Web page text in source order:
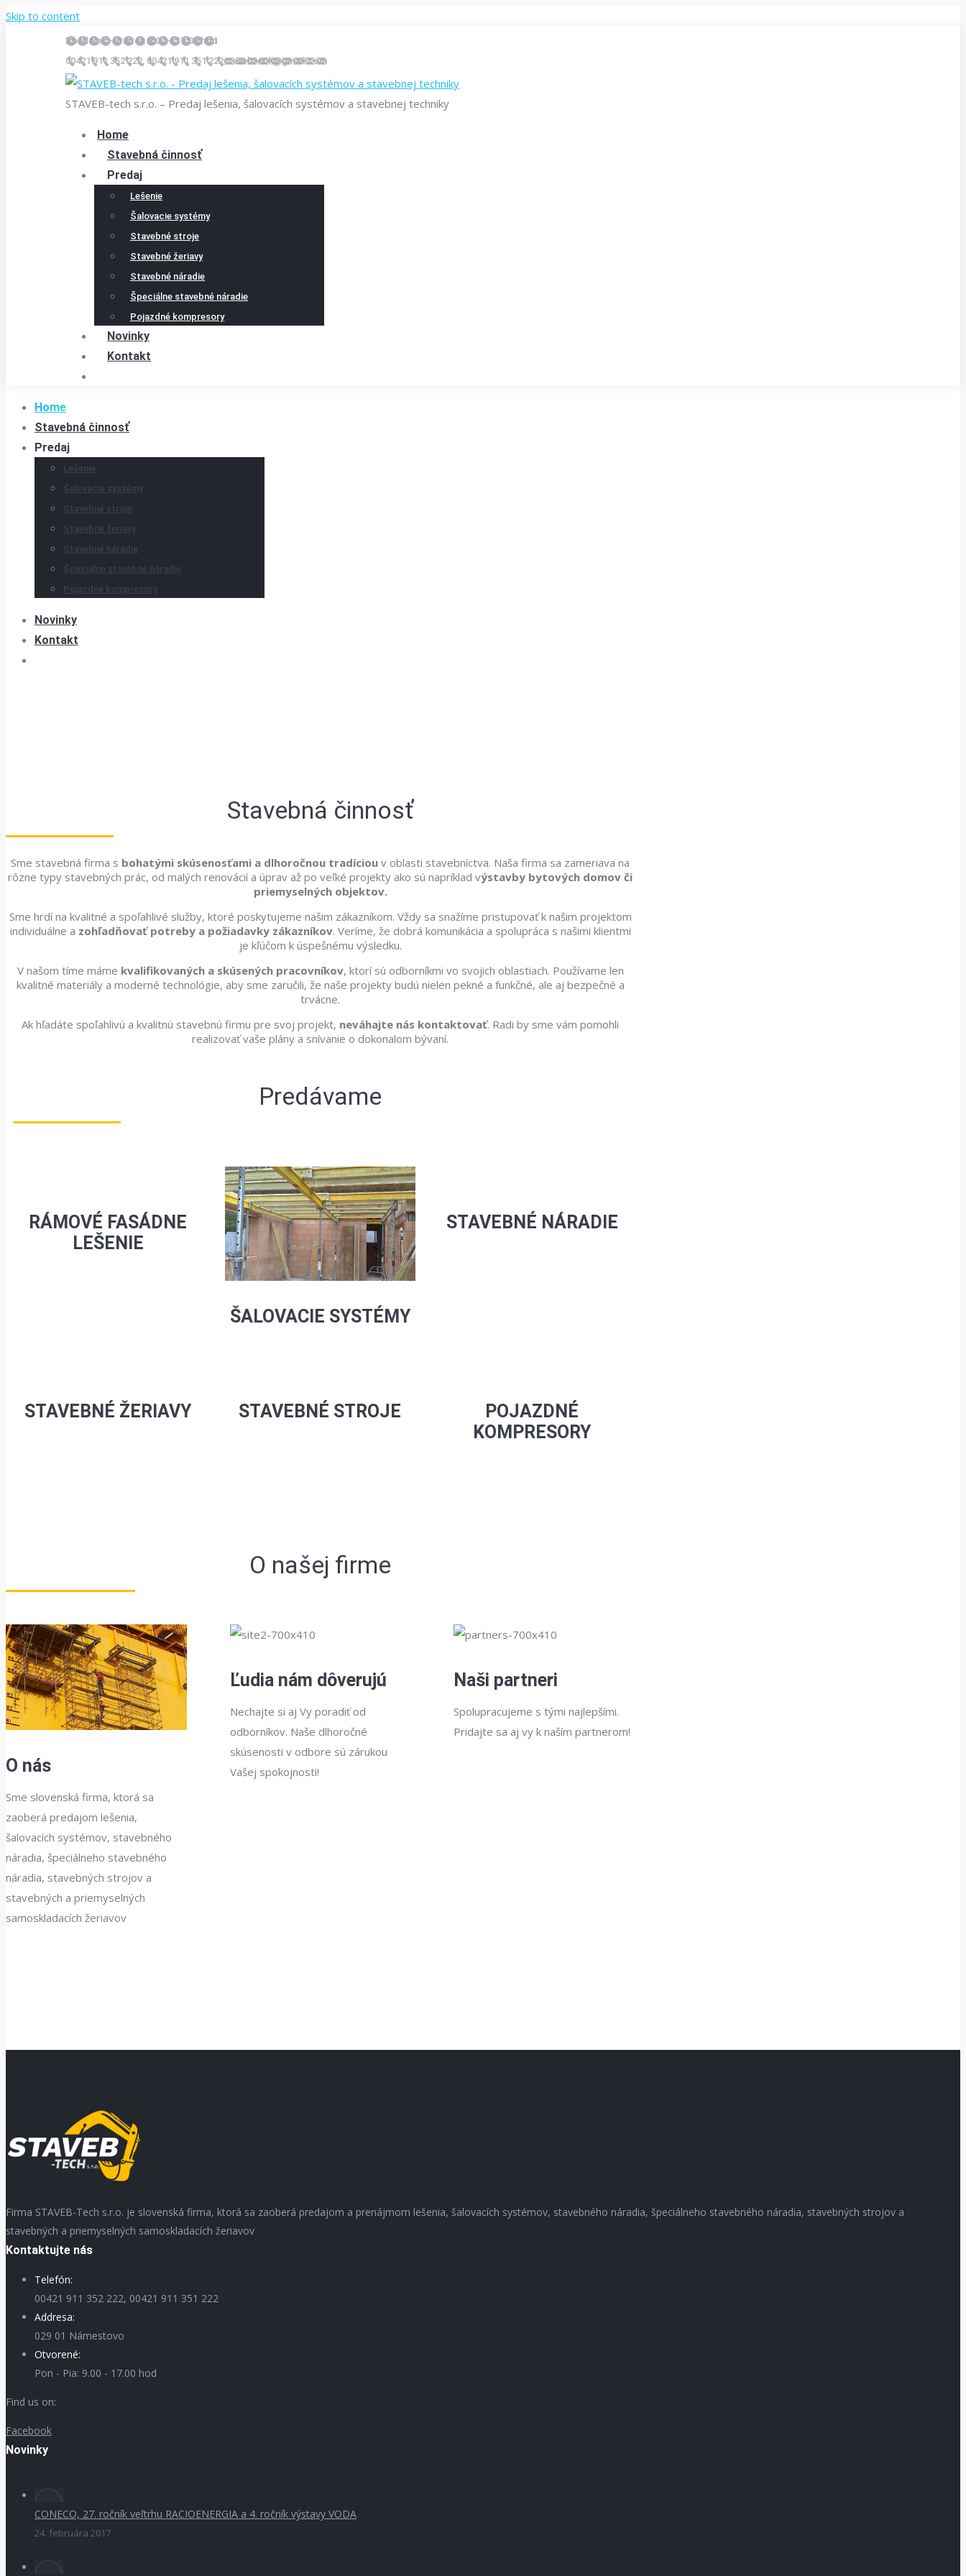
Skip to content
Pondelok – Piatok 9.00 – 17.00 hod
00421 911 352 222, 00421 911 351 222stavebtech@gmail.com
STAVEB-tech s.r.o. – Predaj lešenia, šalovacích systémov a stavebnej techniky
Home
Stavebná činnosť
Predaj
Lešenie
Šalovacie systémy
Stavebné stroje
Stavebné žeriavy
Stavebné náradie
Špeciálne stavebné náradie
Pojazdné kompresory
Novinky
Kontakt
Home
Stavebná činnosť
Predaj
Lešenie
Šalovacie systémy
Stavebné stroje
Stavebné žeriavy
Stavebné náradie
Špeciálne stavebné náradie
Pojazdné kompresory
Novinky
Kontakt
Stavebná činnosť
Sme stavebná firma s bohatými skúsenosťami a dlhoročnou tradíciou v oblasti stavebníctva. Naša firma sa zameriava na
rôzne typy stavebných prác, od malých renovácií a úprav až po veľké projekty ako sú napríklad výstavby bytových domov či
priemyselných objektov.
Sme hrdí na kvalitné a spoľahlivé služby, ktoré poskytujeme našim zákazníkom. Vždy sa snažíme pristupovať k našim projektom
individuálne a zohľadňovať potreby a požiadavky zákazníkov. Veríme, že dobrá komunikácia a spolupráca s našimi klientmi
je kľúčom k úspešnému výsledku.
V našom tíme máme kvalifikovaných a skúsených pracovníkov, ktorí sú odborníkmi vo svojich oblastiach. Používame len
kvalitné materiály a moderné technológie, aby sme zaručili, že naše projekty budú nielen pekné a funkčné, ale aj bezpečné a
trvácne.
Ak hľadáte spoľahlivú a kvalitnú stavebnú firmu pre svoj projekt, neváhajte nás kontaktovať. Radi by sme vám pomohli
realizovať vaše plány a snívanie o dokonalom bývaní.
Predávame
RÁMOVÉ FASÁDNE
LEŠENIE
ŠALOVACIE SYSTÉMY
STAVEBNÉ NÁRADIE
STAVEBNÉ ŽERIAVY STAVEBNÉ STROJE
POJAZDNÉ
KOMPRESORY
O našej firme
O nás
Sme slovenská firma, ktorá sa
zaoberá predajom lešenia,
šalovacích systémov, stavebného
náradia, špeciálneho stavebného
náradia, stavebných strojov a
stavebných a priemyselných
samoskladacích žeriavov
Ľudia nám dôverujú
Nechajte si aj Vy poradiť od
odborníkov. Naše dlhoročné
skúsenosti v odbore sú zárukou
Vašej spokojnosti!
Naši partneri
Spolupracujeme s tými najlepšími.
Pridajte sa aj vy k naším partnerom!
Firma STAVEB-Tech s.r.o. je slovenská firma, ktorá sa zaoberá predajom a prenájmom lešenia, šalovacích systémov, stavebného náradia, špeciálneho stavebného náradia, stavebných strojov a
stavebných a priemyselných samoskladacích žeriavov
Kontaktujte nás
Telefón:
00421 911 352 222, 00421 911 351 222
Addresa:
029 01 Námestovo
Otvorené:
Pon - Pia: 9.00 - 17.00 hod
Find us on:
Facebook
Novinky
CONECO, 27. ročník veľtrhu RACIOENERGIA a 4. ročník výstavy VODA
24. februára 2017